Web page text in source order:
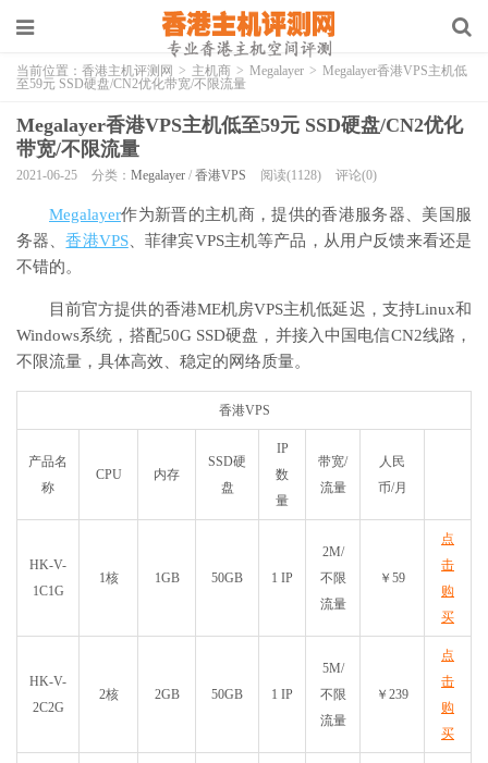
当前位置： 香港主机评测网 > 主机商 > Megalayer > Megalayer香港VPS主机低
至59元 SSD硬盘/CN2优化带宽/不限流量
Megalayer香港VPS主机低至59元 SSD硬盘/CN2优化
带宽/不限流量
2021-06-25 分类： Megalayer / 香港VPS 阅读(1128) 评论(0)
Megalayer作为新晋的主机商，提供的香港服务器、美国服
务器、香港VPS、菲律宾VPS主机等产品，从用户反馈来看还是
不错的。
目前官方提供的香港ME机房VPS主机低延迟，支持Linux和
Windows系统，搭配50G SSD硬盘，并接入中国电信CN2线路，
不限流量，具体高效、稳定的网络质量。
香港VPS
产品名
称
CPU 内存
SSD硬
盘
IP
数
量
带宽/
流量
人民
币/月
HK-V-
1C1G
1核 1GB 50GB 1 IP
2M/
不限
流量
￥59
点
击
购
买
HK-V-
2C2G
2核 2GB 50GB 1 IP
5M/
不限
流量
￥239
点
击
购
买